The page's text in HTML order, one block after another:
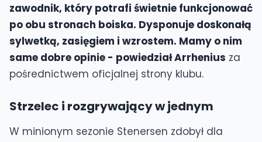
zawodnik, który potrafi świetnie funkcjonować
po obu stronach boiska. Dysponuje doskonałą
sylwetką, zasięgiem i wzrostem. Mamy o nim
same dobre opinie - powiedział Arrhenius za
pośrednictwem oficjalnej strony klubu.
Strzelec i rozgrywający w jednym
W minionym sezonie Stenersen zdobył dla